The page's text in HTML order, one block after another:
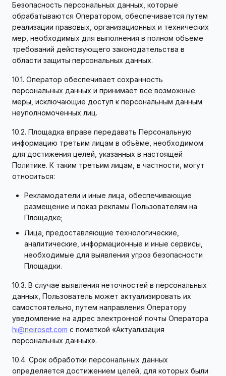
Безопасность персональных данных, которые
обрабатываются Оператором, обеспечивается путем
реализации правовых, организационных и технических
мер, необходимых для выполнения в полном объеме
требований действующего законодательства в
области защиты персональных данных.
10.1. Оператор обеспечивает сохранность
персональных данных и принимает все возможные
меры, исключающие доступ к персональным данным
неуполномоченных лиц.
10.2. Площадка вправе передавать Персональную
информацию третьим лицам в объёме, необходимом
для достижения целей, указанных в настоящей
Политике. К таким третьим лицам, в частности, могут
относиться:
Рекламодатели и иные лица, обеспечивающие
размещение и показ рекламы Пользователям на
Площадке;
Лица, предоставляющие технологические,
аналитические, информационные и иные сервисы,
необходимые для выявления угроз безопасности
Площадки.
10.3. В случае выявления неточностей в персональных
данных, Пользователь может актуализировать их
самостоятельно, путем направления Оператору
уведомление на адрес электронной почты Оператора
hi@neiroset.com с пометкой «Актуализация
персональных данных».
10.4. Срок обработки персональных данных
определяется достижением целей, для которых были